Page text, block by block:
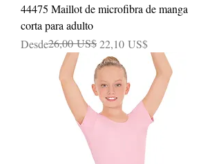
44475 Maillot de microfibra de manga
corta para adulto
Desde
Precio26,00 US$22,10 US$
Precio de oferta